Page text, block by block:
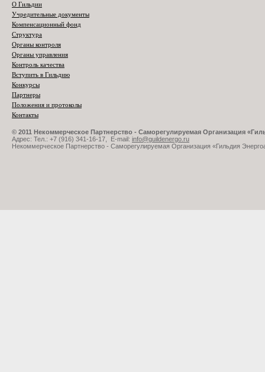
О Гильдии
Учредительные документы
Компенсационный фонд
Структура
Органы контроля
Органы управления
Контроль качества
Вступить в Гильдию
Конкурсы
Партнеры
Положения и протоколы
Контакты
© 2011 Некоммерческое Партнерство - Саморегулируемая Организация
Адрес: Тел.: +7 (916) 341-16-17, E-mail: info@guildenergo.ru
Некоммерческое Партнерство - Саморегулируемая Организация «Гильдия